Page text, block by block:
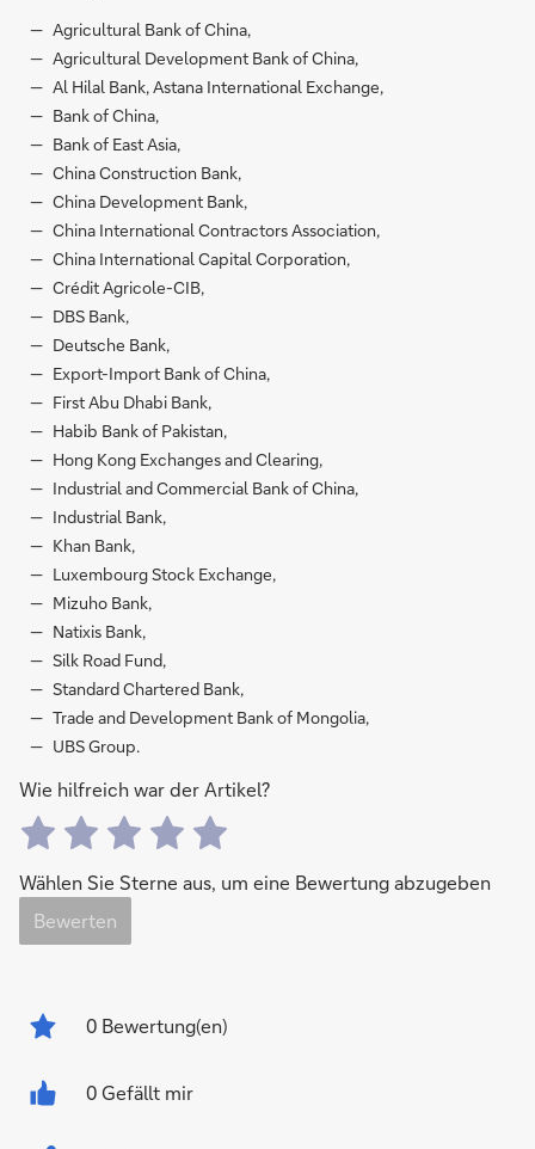
Agricultural Bank of China,
Agricultural Development Bank of China,
Al Hilal Bank, Astana International Exchange,
Bank of China,
Bank of East Asia,
China Construction Bank,
China Development Bank,
China International Contractors Association,
China International Capital Corporation,
Crédit Agricole-CIB,
DBS Bank,
Deutsche Bank,
Export-Import Bank of China,
First Abu Dhabi Bank,
Habib Bank of Pakistan,
Hong Kong Exchanges and Clearing,
Industrial and Commercial Bank of China,
Industrial Bank,
Khan Bank,
Luxembourg Stock Exchange,
Mizuho Bank,
Natixis Bank,
Silk Road Fund,
Standard Chartered Bank,
Trade and Development Bank of Mongolia,
UBS Group.
Wie hilfreich war der Artikel?
Wählen Sie Sterne aus, um eine Bewertung abzugeben
Bewerten
0 Bewertung(en)
0 Gefällt mir